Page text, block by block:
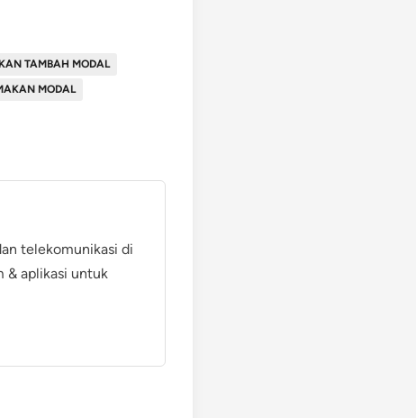
TAMBAH MODAL
MODAL
telekomunikasi di
& aplikasi untuk